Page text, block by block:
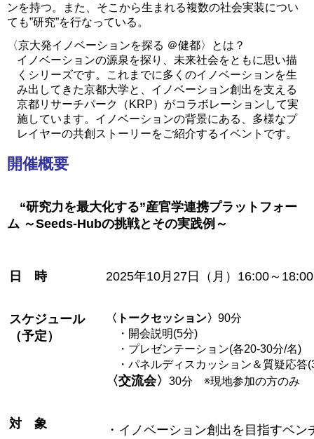
ンを持つ。
また、そこから生まれる複数の社会実装につい
ても”研究”を行なっている。
〈京大発イノベーションを探る ＠健都〉とは？
イノベーションの源泉を探り、未来社会をともに思い描
くシリーズです。これまでに多くのイノベーションを生
み出してきた京都大学と、イノベーション創出を支える
京都リサーチパーク（ KRP）がコラボレーションして実
施しています。イノベーションの背景にある、多様なプ
レイヤーの共創ストーリーをご紹介するイベントです。
開催概要
“研究力を最大化する”産官学連携プラットフォー
ム ～Seeds-Hubの挑戦とその実践例～
日 時 2025年10月27日（月）16:00～18:00
スケジュール
（予定）
〈トークセッション〉 90分
・開会説明(5分)
・プレゼンテーション(各20-30分/名)
・パネルディスカッション＆質疑応
〈交流会〉 30分 ※現地参加の方のみ
対 象
・イノベーション創出を目指すベ